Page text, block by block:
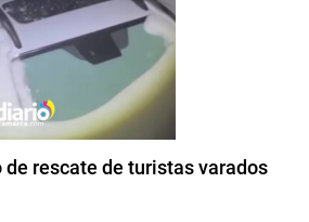
rescate de turistas varados